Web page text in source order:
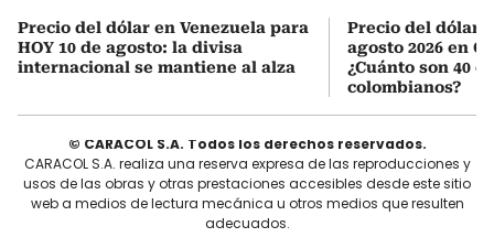
Precio del dólar en Venezuela para
HOY 10 de agosto: la divisa
internacional se mantiene al alza
Precio del dólar
agosto 2026 en
¿Cuánto son 40
colombianos?
© CARACOL S.A. Todos los derechos reservados.
CARACOL S.A. realiza una reserva expresa de las reproducciones y
usos de las obras y otras prestaciones accesibles desde este sitio
web a medios de lectura mecánica u otros medios que resulten
adecuados.